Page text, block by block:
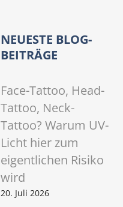
NEUESTE BLOG-
BEITRÄGE
Face-Tattoo, Head-
Tattoo, Neck-
Tattoo? Warum UV-
Licht hier zum
eigentlichen Risiko
wird
20. Juli 2026